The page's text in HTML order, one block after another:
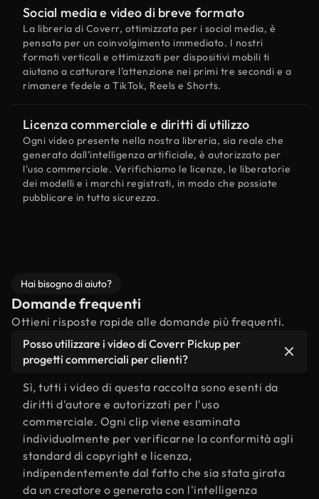
Social media e video di breve formato
La libreria di Coverr, ottimizzata per i social media, è
pensata per un coinvolgimento immediato. I nostri
formati verticali e ottimizzati per dispositivi mobili ti
aiutano a catturare l'attenzione nei primi tre secondi e a
rimanere fedele a TikTok, Reels e Shorts.
Licenza commerciale e diritti di utilizzo
Ogni video presente nella nostra libreria, sia reale che
generato dall'intelligenza artificiale, è autorizzato per
l'uso commerciale. Verifichiamo le licenze, le liberatorie
dei modelli e i marchi registrati, in modo che possiate
pubblicare in tutta sicurezza.
Hai bisogno di aiuto?
Domande frequenti
Ottieni risposte rapide alle domande più frequenti.
Posso utilizzare i video di Coverr Pickup per
progetti commerciali per clienti?
Sì, tutti i video di questa raccolta sono esenti da
diritti d'autore e autorizzati per l'uso
commerciale. Ogni clip viene esaminata
individualmente per verificarne la conformità agli
standard di copyright e licenza,
indipendentemente dal fatto che sia stata girata
da un creatore o generata con l'intelligenza